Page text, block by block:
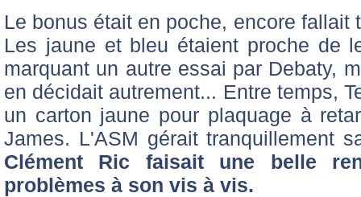
Le bonus était en poche, encore fallait
Les jaune et bleu étaient proche de
marquant un autre essai par Debaty,
en décidait autrement... Entre temps,
un carton jaune pour plaquage à
James. L'ASM gérait tranquillement
Clément Ric faisait une belle
problèmes à son vis à vis.